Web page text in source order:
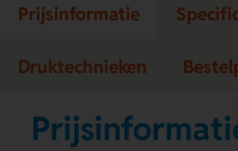
Prijsinformatie
Druktechnieken